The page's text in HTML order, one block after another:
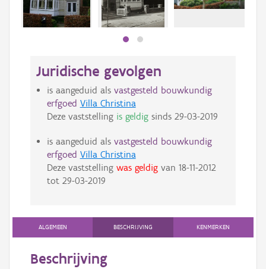
Juridische gevolgen
is aangeduid als vastgesteld bouwkundig
erfgoed Villa Christina
Deze vaststelling is geldigsinds 29-03-2019
is aangeduid als vastgesteld bouwkundig
erfgoed Villa Christina
Deze vaststelling was geldigvan 18-11-2012
tot 29-03-2019
ALGEMEEN BESCHRIJVING KENMERKEN
Beschrijving